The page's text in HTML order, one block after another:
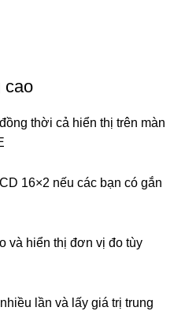
cao
thời cả hiển thị trên màn
16×2 nếu các bạn có gắn
và hiển thị đơn vị đo tùy
lần và lấy giá trị trung